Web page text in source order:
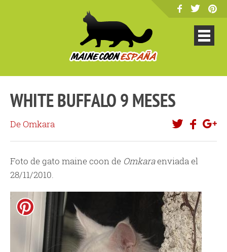
WHITE BUFFALO 9 MESES
De Omkara
Foto de gato maine coon de Omkaraenviada el
28/11/2010.